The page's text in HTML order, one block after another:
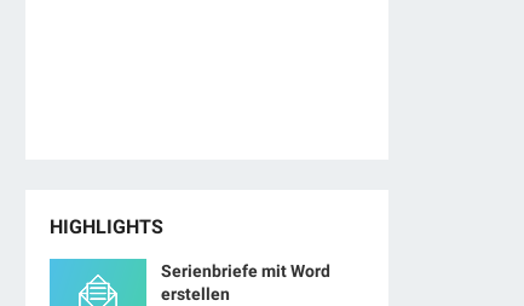
HIGHLIGHTS
Serienbriefe mit Word
erstellen